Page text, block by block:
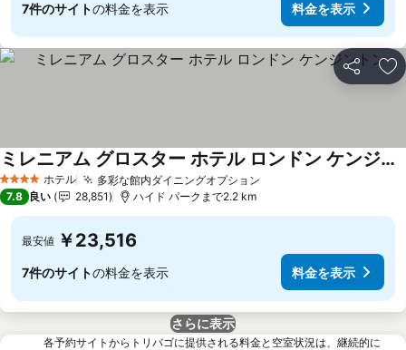
7件のサイトの料金を表示 料金を表示
シェア お
4 ホテルのランク
ホテル 多彩な館内ダイニングオプション
ミレニアム グロスター ホテル ロンドン ケンジントン
7.8 良い 28,851 ハイド パークまで2.2 km
最安値 ￥23,516
7件のサイトの料金を表示 料金を表示
さらに表示
各予約サイトからトリバゴに提供される料金と空室状況は、継続的に